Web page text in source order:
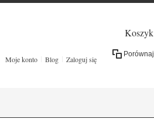
Koszyk
Porównaj
Moje konto Blog Zaloguj się